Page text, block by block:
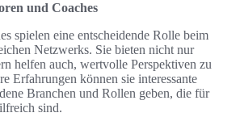
und Coaches
spielen eine entscheidende Rolle beim
Netzwerks. Sie bieten nicht nur
helfen auch, wertvolle Perspektiven zu
Erfahrungen können sie interessante
Branchen und Rollen geben, die für
sind.